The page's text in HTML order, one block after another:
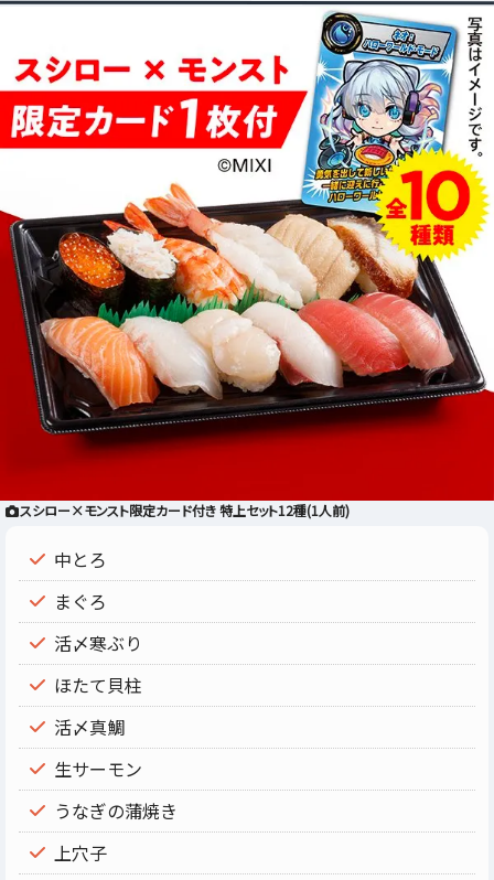
スシロー×モンスト限定カード付き 特上セット12種(1人前)
中とろ
まぐろ
活〆寒ぶり
ほたて貝柱
活〆真鯛
生サーモン
うなぎの蒲焼き
上穴子